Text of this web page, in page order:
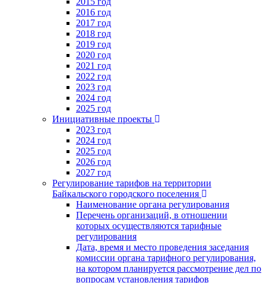
2016 год
2017 год
2018 год
2019 год
2020 год
2021 год
2022 год
2023 год
2024 год
2025 год
Инициативные проекты
2023 год
2024 год
2025 год
2026 год
2027 год
Регулирование тарифов на территории
Байкальского городского поселения
Наименование органа регулирования
Перечень организаций, в отношении
которых осуществляются тарифные
регулирования
Дата, время и место проведения заседания
комиссии органа тарифного регулирования,
на котором планируется рассмотрение дел по
вопросам установления тарифов